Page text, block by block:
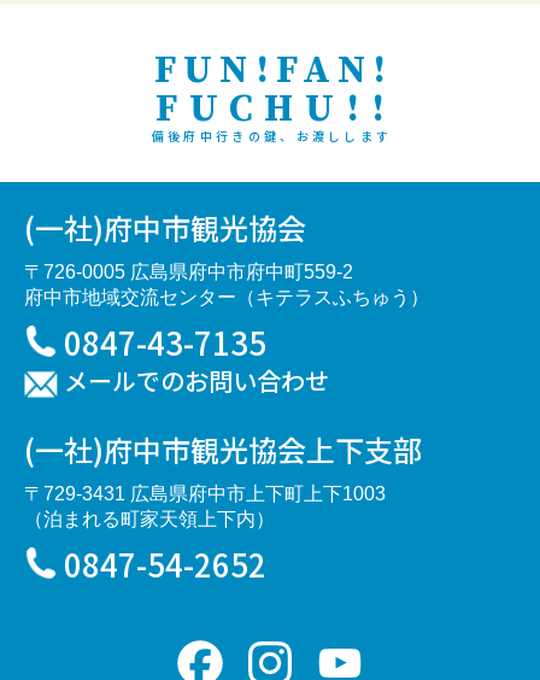
FUN!FAN!
FUCHU!!
備後府中行きの鍵、お渡しします
(一社)府中市観光協会
〒726-0005 広島県府中市府中町559-2
府中市地域交流センター（キテラスふちゅう）
0847-43-7135
メールでのお問い合わせ
(一社)府中市観光協会上下支部
〒729-3431 広島県府中市上下町上下1003
（泊まれる町家天領上下内）
0847-54-2652
Facebook Instagram